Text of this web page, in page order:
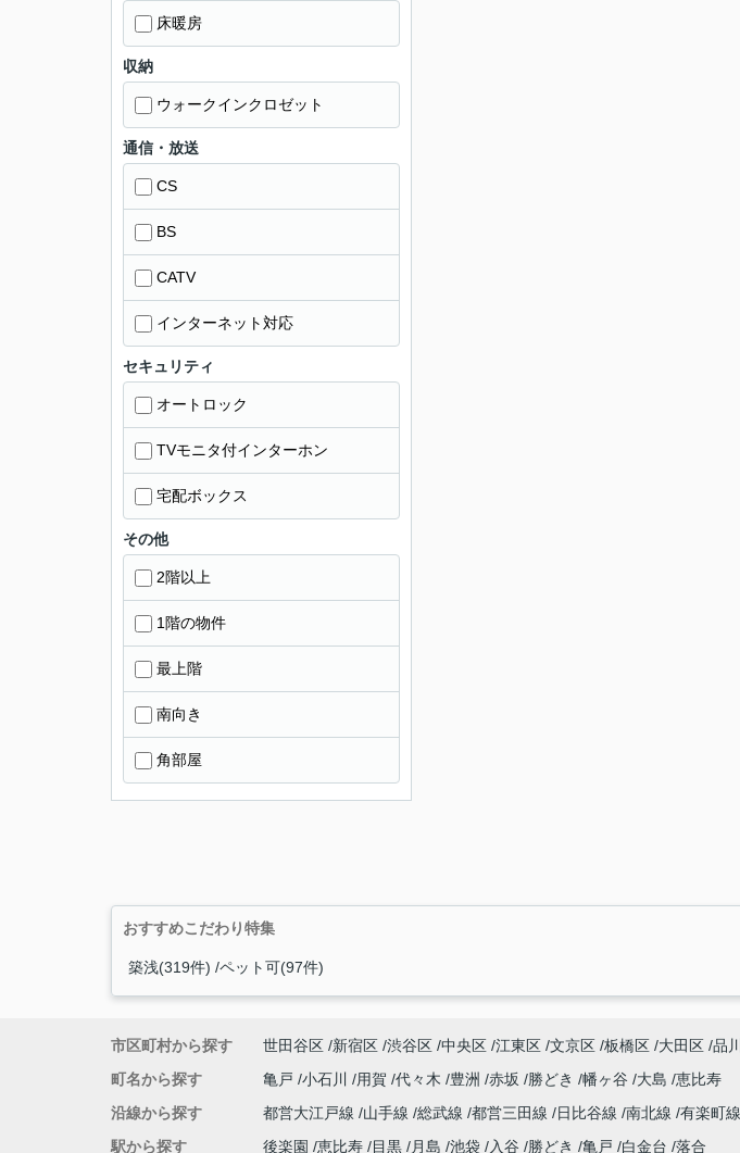
床暖房
収納
ウォークインクロゼット
通信・放送
CS
BS
CATV
インターネット対応
セキュリティ
オートロック
TVモニタ付インターホン
宅配ボックス
その他
2階以上
1階の物件
最上階
南向き
角部屋
おすすめこだわり特集
築浅(319件) ペット可(97件)
市区町村から探す 世田谷区 新宿区 渋谷区 中央区 江東区 文京区 板橋区 大田区 品
町名から探す
亀戸 小石川 用賀 代々木 豊洲 赤坂 勝どき 幡ヶ谷 大島 恵比寿
沿線から探す
都営大江戸線 山手線 総武線 都営三田線 日比谷線 南北線 有楽町線
駅から探す
後楽園 恵比寿 目黒 月島 池袋 入谷 勝どき 亀戸 白金台 落合